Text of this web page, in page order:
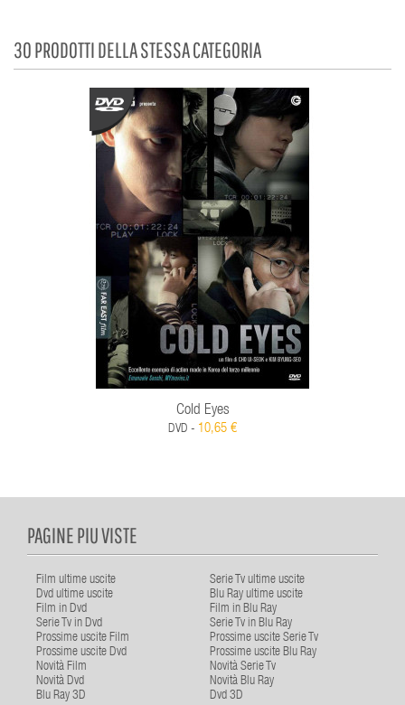
30 PRODOTTI DELLA STESSA CATEGORIA
Cold Eyes
DVD - 10,65 €
PAGINE PIU VISTE
Film ultime uscite
Serie Tv ultime uscite
Dvd ultime uscite
Blu Ray ultime uscite
Film in Dvd
Film in Blu Ray
Serie Tv in Dvd
Serie Tv in Blu Ray
Prossime uscite Film
Prossime uscite Serie Tv
Prossime uscite Dvd
Prossime uscite Blu Ray
Novità Film
Novità Serie Tv
Novità Dvd
Novità Blu Ray
Blu Ray 3D
Dvd 3D